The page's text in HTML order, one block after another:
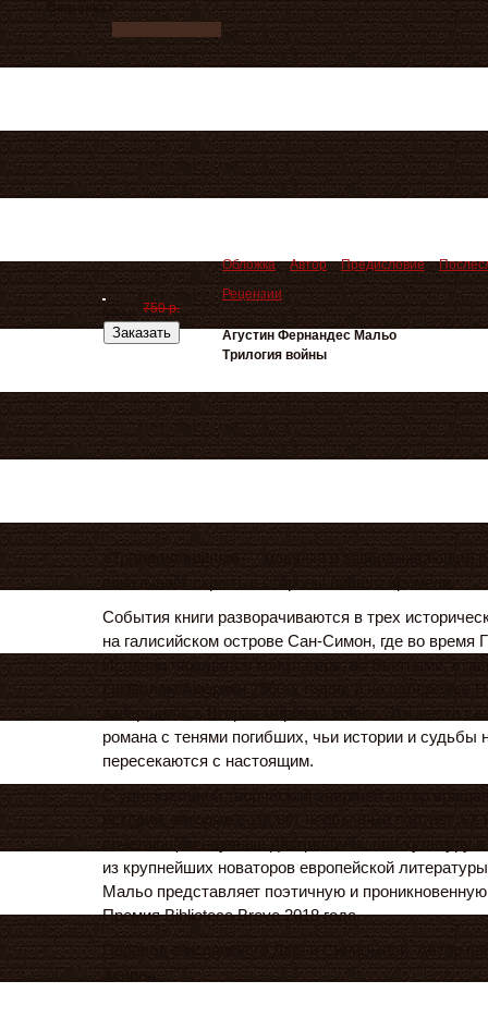
Ваш заказ
600 р. 750 р.
Заказать
Обложка Автор Предисловие
Рецензии
Агустин Фернандес Мальо
Трилогия войны
«Трилогия войны» — мощный и завораживающий
показывает скрытые стороны нашего времени.
События книги разворачиваются в трех
на галисийском острове Сан-Симон, где во время
Испании находился концлагерь; во Вьетнаме,
символом Америки 1960-х годов; и на побережье
завершилась Вторая мировая война. Эти места
романа с тенями погибших, чьи истории и
пересекаются с настоящим.
С удивительной творческой энергией автор
историй, которые создают необычный портрет XX
сочетающем научные дисциплины, поп-культуру
из крупнейших новаторов европейской
Мальо представляет поэтичную и
Премия Biblioteca Breve 2018 года.
Перевод с испанского Дарьи Синицыной. Автор
Зенина.